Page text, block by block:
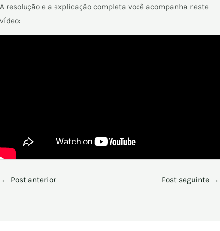
A resolução e a explicação completa você acompanha neste
vídeo:
← Post anterior Post seguinte →